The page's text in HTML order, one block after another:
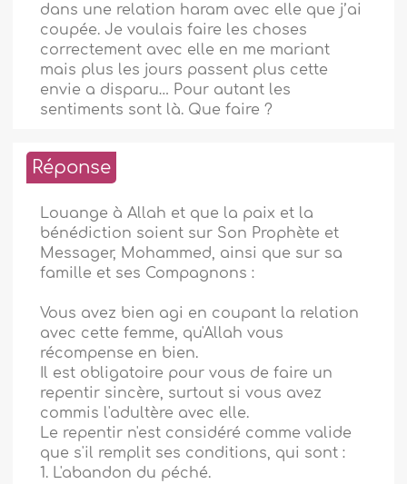
dans une relation haram avec elle que j’ai
coupée. Je voulais faire les choses
correctement avec elle en me mariant
mais plus les jours passent plus cette
envie a disparu… Pour autant les
sentiments sont là. Que faire ?
Réponse
Louange à Allah et que la paix et la
bénédiction soient sur Son Prophète et
Messager, Mohammed, ainsi que sur sa
famille et ses Compagnons :
Vous avez bien agi en coupant la relation
avec cette femme, qu'Allah vous
récompense en bien.
Il est obligatoire pour vous de faire un
repentir sincère, surtout si vous avez
commis l'adultère avec elle.
Le repentir n'est considéré comme valide
que s'il remplit ses conditions, qui sont :
1. L'abandon du péché.